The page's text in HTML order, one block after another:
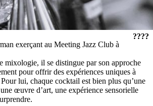
????
exerçant au Meeting Jazz Club à
mixologie, il se distingue par son approche
pour offrir des expériences uniques à
lui, chaque cocktail est bien plus qu’une
œuvre d’art, une expérience sensorielle